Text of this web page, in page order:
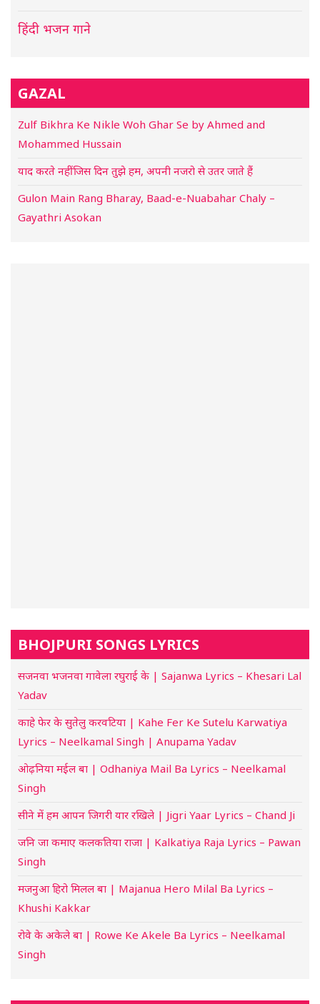
हिंदी भजन गाने
GAZAL
Zulf Bikhra Ke Nikle Woh Ghar Se by Ahmed and
Mohammed Hussain
याद करते नहीं जिस दिन तुझे हम, अपनी नजरो से उतर जाते हैं
Gulon Main Rang Bharay, Baad-e-Nuabahar Chaly –
Gayathri Asokan
BHOJPURI SONGS LYRICS
सजनवा भजनवा गावेला रघुराई के | Sajanwa Lyrics – Khesari Lal
Yadav
काहे फेर के सुतेलु करवटिया | Kahe Fer Ke Sutelu Karwatiya
Lyrics – Neelkamal Singh | Anupama Yadav
ओढ़निया मईल बा | Odhaniya Mail Ba Lyrics – Neelkamal
Singh
सीने में हम आपन जिगरी यार रखिले | Jigri Yaar Lyrics – Chand Ji
जनि जा कमाए कलकतिया राजा | Kalkatiya Raja Lyrics – Pawan
Singh
मजनुआ हिरो मिलल बा | Majanua Hero Milal Ba Lyrics –
Khushi Kakkar
रोवे के अकेले बा | Rowe Ke Akele Ba Lyrics – Neelkamal
Singh